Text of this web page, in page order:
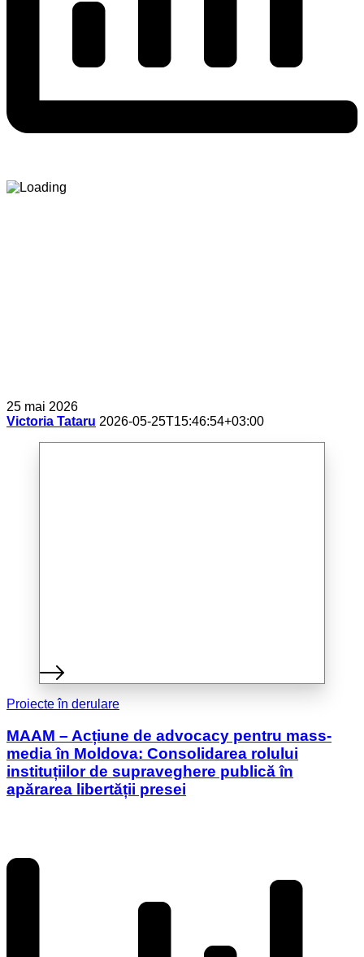
25 mai 2026
Victoria Tataru 2026-05-25T15:46:54+03:00
Proiecte în derulare
MAAM – Acțiune de advocacy pentru mass-
media în Moldova: Consolidarea rolului
instituțiilor de supraveghere publică în
apărarea libertății presei